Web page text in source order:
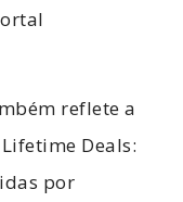
reflete a
Deals:
por